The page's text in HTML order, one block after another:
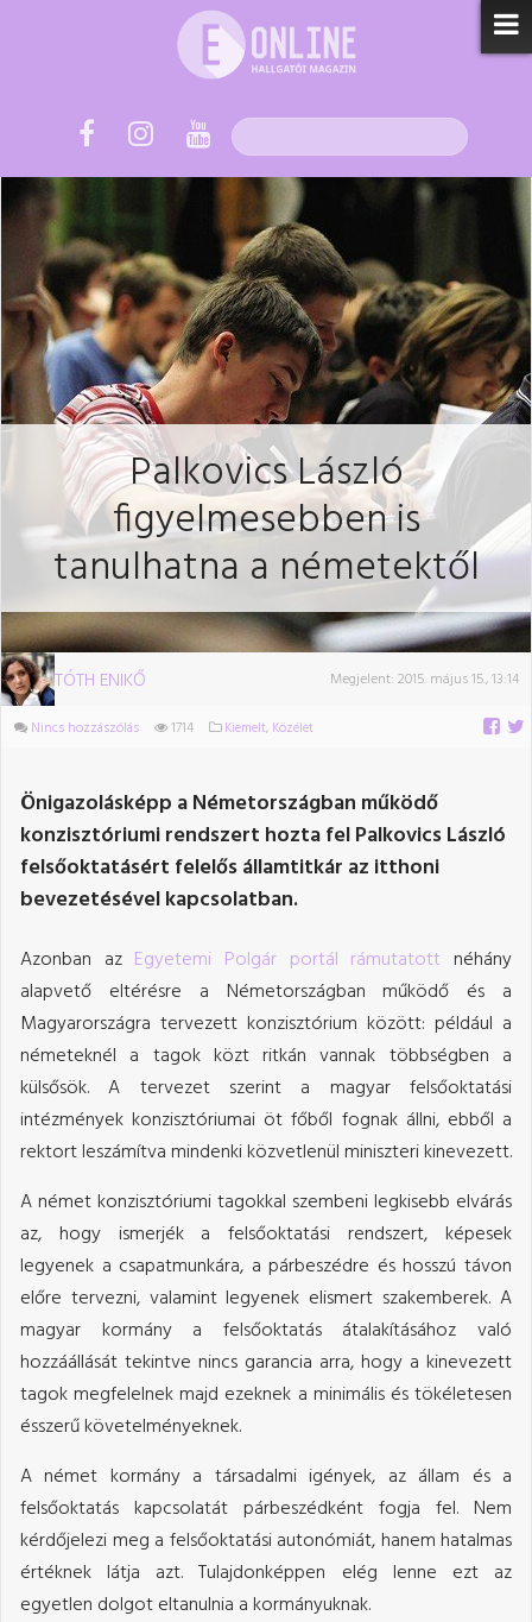
Palkovics László
figyelmesebben is
tanulhatna a németektől
TÓTH ENIKŐ Megjelent: 2015. május 15., 13:14
Nincs hozzászólás 1714 Kiemelt, Közélet
Önigazolásképp a Németországban működő
konzisztóriumi rendszert hozta fel Palkovics László
felsőoktatásért felelős államtitkár az itthoni
bevezetésével kapcsolatban.
Azonban az Egyetemi Polgár portál rámutatott néhány
alapvető eltérésre a Németországban működő és a
Magyarországra tervezett konzisztórium között: például a
németeknél a tagok közt ritkán vannak többségben a
külsősök. A tervezet szerint a magyar felsőoktatási
intézmények konzisztóriumai öt főből fognak állni, ebből a
rektort leszámítva mindenki közvetlenül miniszteri kinevezett.
A német konzisztóriumi tagokkal szembeni legkisebb elvárás
az, hogy ismerjék a felsőoktatási rendszert, képesek
legyenek a csapatmunkára, a párbeszédre és hosszú távon
előre tervezni, valamint legyenek elismert szakemberek. A
magyar kormány a felsőoktatás átalakításához való
hozzáállását tekintve nincs garancia arra, hogy a kinevezett
tagok megfelelnek majd ezeknek a minimális és tökéletesen
ésszerű követelményeknek.
A német kormány a társadalmi igények, az állam és a
felsőoktatás kapcsolatát párbeszédként fogja fel. Nem
kérdőjelezi meg a felsőoktatási autonómiát, hanem hatalmas
értéknek látja azt. Tulajdonképpen elég lenne ezt az
egyetlen dolgot eltanulnia a kormányuknak.